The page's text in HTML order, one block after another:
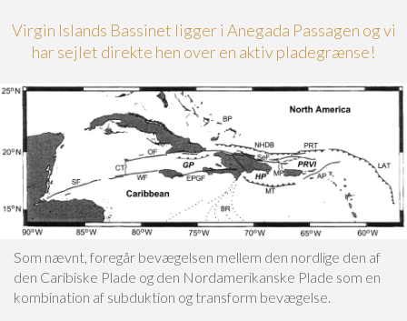
Virgin Islands Bassinet ligger i Anegada Passagen og vi
har sejlet direkte hen over en aktiv pladegrænse!
Som nævnt, foregår bevægelsen mellem den nordlige den af
den Caribiske Plade og den Nordamerikanske Plade som en
kombination af subduktion og transform bevægelse.